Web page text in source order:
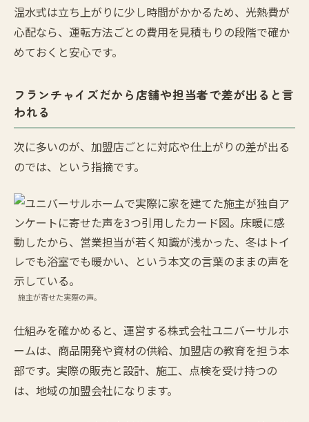
温水式は立ち上がりに少し時間がかかるため、光熱費が
心配なら、運転方法ごとの費用を見積もりの段階で確か
めておくと安心です。
フランチャイズだから店舗や担当者で差が出ると言
われる
次に多いのが、加盟店ごとに対応や仕上がりの差が出る
のでは、という指摘です。
施主が寄せた実際の声。
仕組みを確かめると、運営する株式会社ユニバーサルホ
ームは、商品開発や資材の供給、加盟店の教育を担う本
部です。実際の販売と設計、施工、点検を受け持つの
は、地域の加盟会社になります。